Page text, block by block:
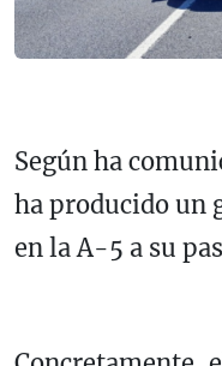
Según ha
ha producido un
en la A-5 a su